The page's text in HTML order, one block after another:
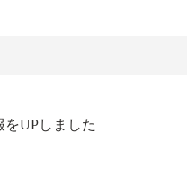
UPしました